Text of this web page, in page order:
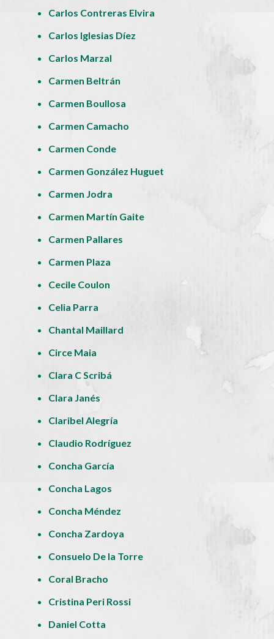
Carlos Contreras Elvira
Carlos Iglesias Díez
Carlos Marzal
Carmen Beltrán
Carmen Boullosa
Carmen Camacho
Carmen Conde
Carmen González Huguet
Carmen Jodra
Carmen Martín Gaite
Carmen Pallares
Carmen Plaza
Cecile Coulon
Celia Parra
Chantal Maillard
Circe Maia
Clara C Scribá
Clara Janés
Claribel Alegría
Claudio Rodríguez
Concha García
Concha Lagos
Concha Méndez
Concha Zardoya
Consuelo De la Torre
Coral Bracho
Cristina Peri Rossi
Daniel Cotta